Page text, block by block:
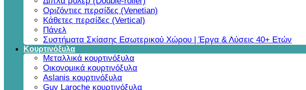
Οριζόντιες περσίδες (Venetian)
Κάθετες περσίδες (Vertical)
Πάνελ
Συστήματα Σκίασης Εσωτερικού Χώρου | Έργα & Λύσεις 40+ Ετών
Κουρτινόξυλα
Μεταλλικά κουρτινόξυλα
Οικονομικά κουρτινόξυλα
Aslanis κουρτινόξυλα
Guy Laroche κουρτινόξυλα